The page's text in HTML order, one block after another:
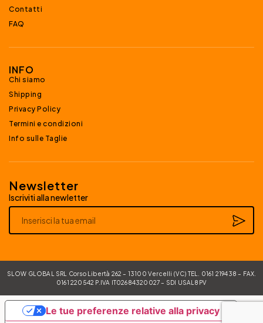
Contatti
FAQ
INFO
Chi siamo
Shipping
Privacy Policy
Termini e condizioni
Info sulle Taglie
Newsletter
Iscriviti alla newletter
SLOW GLOBAL SRL Corso Libertà 262 – 13100 Vercelli (VC) TEL. 0161 219438 – FAX.
0161 220542 P.IVA IT02684320027 – SDI USAL8PV
Le tue preferenze relative alla privacy